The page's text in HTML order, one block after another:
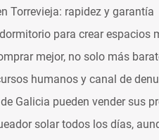
Torrevieja: rapidez y garantía
para crear espacios
mejor, no solo más
humanos y canal de
Galicia pueden vender sus
solar todos los días,